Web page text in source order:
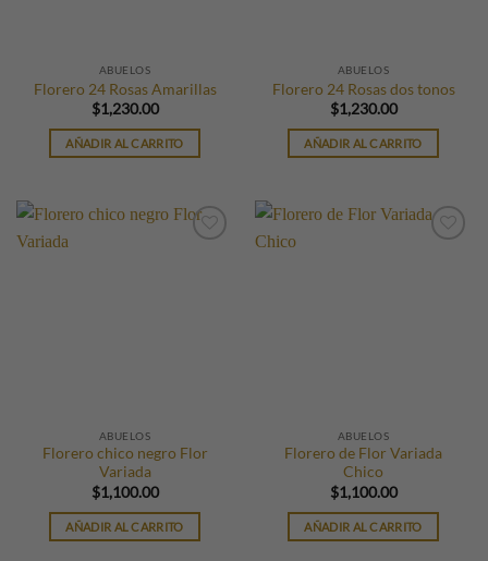
ABUELOS
Florero 24 Rosas Amarillas
$1,230.00
AÑADIR AL CARRITO
ABUELOS
Florero 24 Rosas dos tonos
$1,230.00
AÑADIR AL CARRITO
ABUELOS
Florero chico negro Flor
Variada
$1,100.00
AÑADIR AL CARRITO
ABUELOS
Florero de Flor Variada
Chico
$1,100.00
AÑADIR AL CARRITO